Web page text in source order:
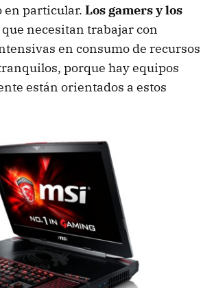
en particular. Los gamers y los
que necesitan trabajar con
en consumo de recursos
porque hay equipos
están orientados a estos